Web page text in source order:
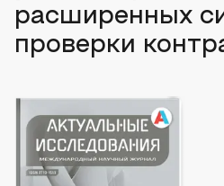
расширенных
проверки